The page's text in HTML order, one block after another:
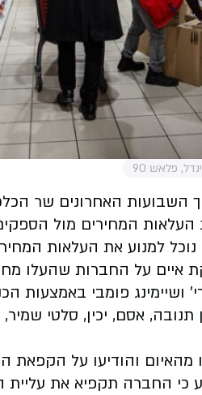
פלאש 90
המחירים מול
למנוע את העלאות
איים על החברות שהעלו
ושיימינג פומבי באמצעות
אסם, יכין, סלטי
והודיעו על הקפאת
כי החברה תקפיא את